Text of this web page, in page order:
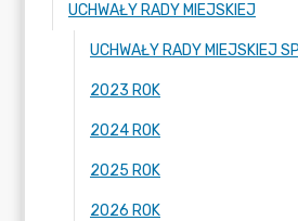
UCHWAŁY RADY MIEJSKIEJ
2023 ROK
2024 ROK
2025 ROK
2026 ROK